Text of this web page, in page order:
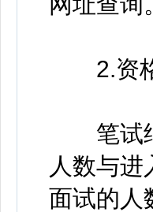
2.资
笔试结
人数与
面试的人